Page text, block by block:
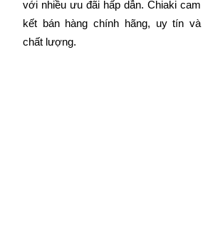
với nhiều ưu đãi hấp dẫn. Chiaki cam
kết bán hàng chính hãng, uy tín và
chất lượng.